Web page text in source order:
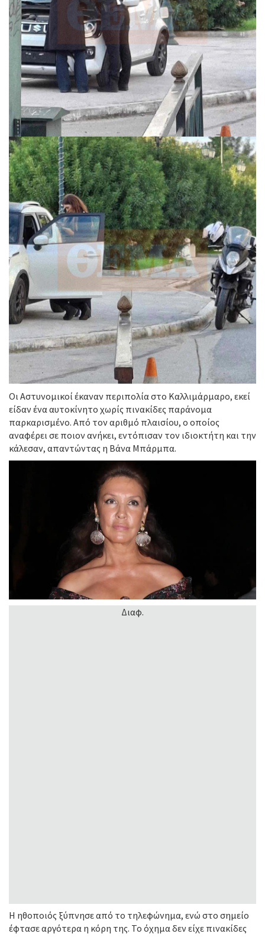
Οι Αστυνομικοί έκαναν περιπολία στο Καλλιμάρμαρο, εκεί
είδαν ένα αυτοκίνητο χωρίς πινακίδες παράνομα
παρκαρισμένο. Από τον αριθμό πλαισίου, ο οποίος
αναφέρει σε ποιον ανήκει, εντόπισαν τον ιδιοκτήτη και την
κάλεσαν, απαντώντας η Βάνα Μπάρμπα.
Διαφ.
Η ηθοποιός ξύπνησε από το τηλεφώνημα, ενώ στο σημείο
έφτασε αργότερα η κόρη της. Το όχημα δεν είχε πινακίδες